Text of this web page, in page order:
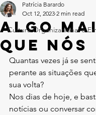
All
Cultura Organizacional e
ALGO
QUE NÓS
Patrícia Barardo
Oct 12, 2023 2 min read
Quantas vezes já se
perante as situações
sua volta?
Nos dias de hoje, e
notícias ou conversar